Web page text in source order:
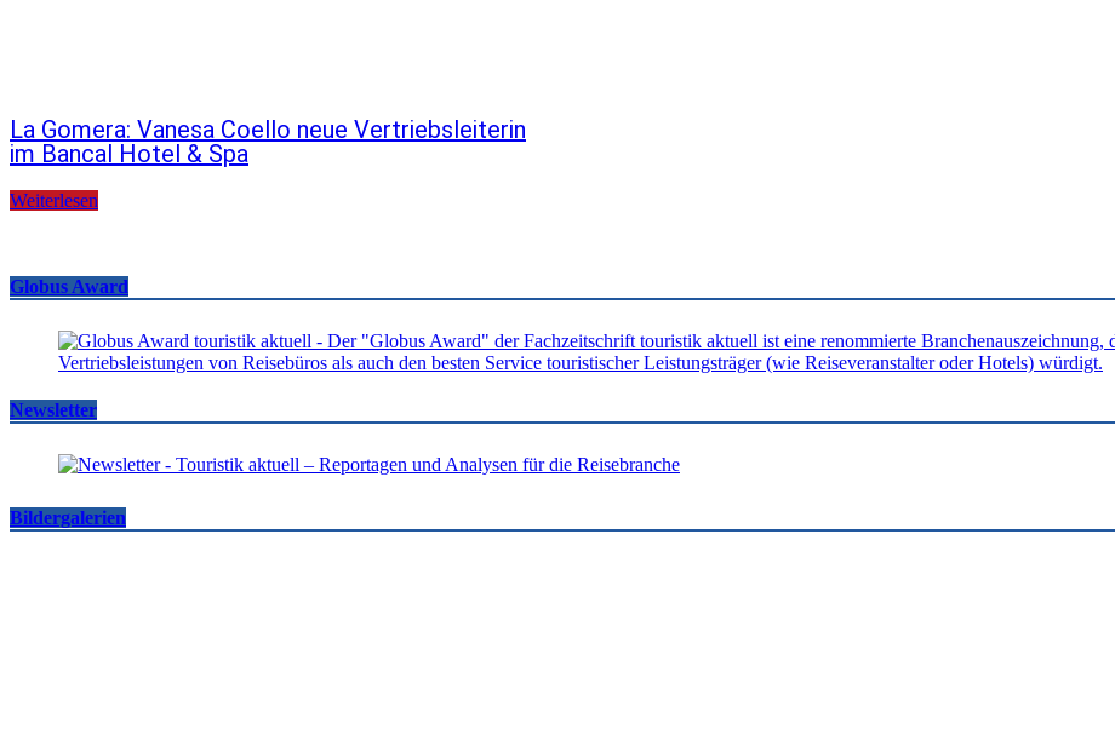
La Gomera: Vanesa Coello neue Vertriebsleiterin
im Bancal Hotel & Spa
Weiterlesen
Globus Award
Newsletter
Bildergalerien